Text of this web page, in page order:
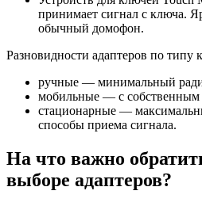
принимает сигнал с ключа.
обычный домофон.
Разновидности адаптеров по типу
ручные — минимальный
мобильные — с собственным
стационарные —
способы приема сигнала.
На что важно
выборе адаптеров?